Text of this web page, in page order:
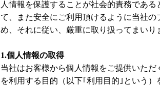
人情報を保護することが社会的責務であ
て、また安全にご利用頂けるように当社
め、それに従い、厳重に取り扱ってまいり
1.個人情報の取得
当社はお客様から個人情報をご提供いた
を利用する目的（以下｢利用目的｣という